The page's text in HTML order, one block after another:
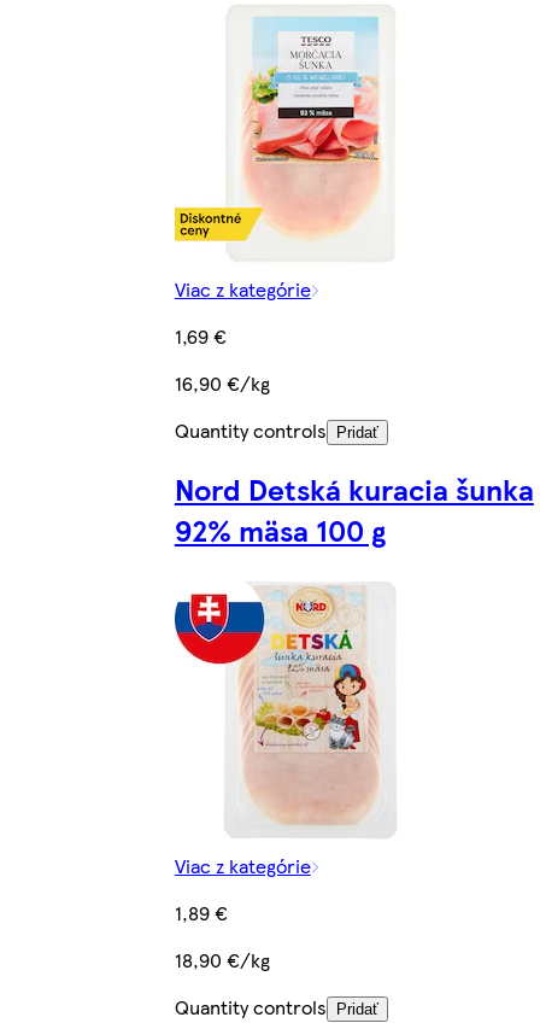
Viac z kategórie
1,69 €
16,90 €/kg
Quantity controls
Pridať
Nord Detská kuracia šunka
92% mäsa 100 g
Viac z kategórie
1,89 €
18,90 €/kg
Quantity controls
Pridať